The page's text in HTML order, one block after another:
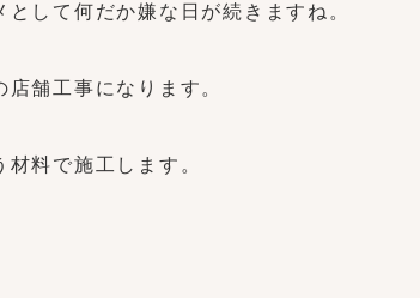
して何だか嫌な日が続きますね。
舗工事になります。
材料で施工します。